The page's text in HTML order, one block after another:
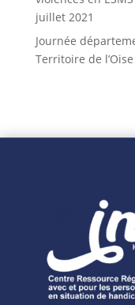
juillet 2021
Journée
Territoire de l’Oise